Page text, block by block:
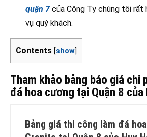
quận 7của Công Ty chúng tôi rất
vụ quý khách.
Contents [show]
Tham khảo bảng báo giá chi
đá hoa cương tại Quận 8 của
Bảng giá thi công làm đá